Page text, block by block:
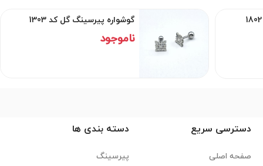
گوشواره پیرسینگ گل کد 1303
ناموجود
دسترسی سریع
صفحه اصلی
دسته بندی ها
پیرسینگ